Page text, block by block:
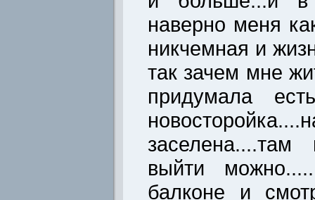
наверно меня
никчемная и
так зачем мне
придумала
выйти
балконе и